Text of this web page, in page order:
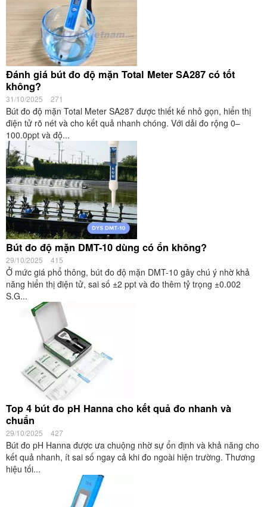
Đánh giá bút đo độ mặn Total Meter SA287 có tốt
không?
31/10/2025 271
Bút đo độ mặn Total Meter SA287 được thiết kế nhỏ gọn, hiển thị
điện tử rõ nét và cho kết quả nhanh chóng. Với dải đo rộng 0–
100.0ppt và độ...
Bút đo độ mặn DMT-10 dùng có ổn không?
29/10/2025 415
Ở mức giá phổ thông, bút đo độ mặn DMT-10 gây chú ý nhờ khả
năng hiển thị điện tử, sai số ±2 ppt và đo thêm tỷ trọng ±0.002
S.G...
Top 4 bút đo pH Hanna cho kết quả đo nhanh và
chuẩn
29/10/2025 427
Bút đo pH Hanna được ưa chuộng nhờ sự ổn định và khả năng cho
kết quả nhanh, ít sai số ngay cả khi đo ngoài hiện trường. Thương
hiệu tối...